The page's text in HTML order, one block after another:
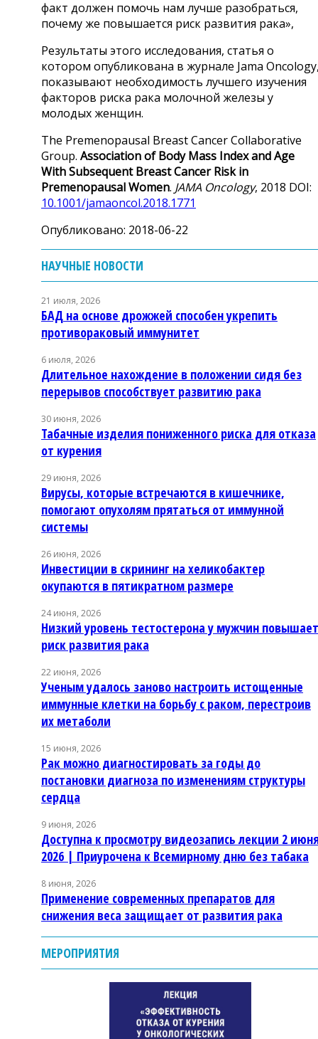
факт должен помочь нам лучше разобраться,
почему же повышается риск развития рака»,
Результаты этого исследования, статья о
котором опубликована в журнале Jama
показывают необходимость лучшего изучения
факторов риска рака молочной железы у
молодых женщин.
The Premenopausal Breast Cancer Collaborative
Group. Association of Body Mass Index and Age
With Subsequent Breast Cancer Risk in
Premenopausal Women. JAMA Oncology, 2018 DOI:
10.1001/jamaoncol.2018.1771
Опубликовано: 2018-06-22
НАУЧНЫЕ НОВОСТИ
21 июля, 2026
БАД на основе дрожжей способен укрепить
противораковый иммунитет
6 июля, 2026
Длительное нахождение в положении сидя без
перерывов способствует развитию рака
30 июня, 2026
Табачные изделия пониженного риска для отказа
от курения
29 июня, 2026
Вирусы, которые встречаются в кишечнике,
помогают опухолям прятаться от иммунной
системы
26 июня, 2026
Инвестиции в скрининг на хеликобактер
окупаются в пятикратном размере
24 июня, 2026
Низкий уровень тестостерона у мужчин повышает
риск развития рака
22 июня, 2026
Ученым удалось заново настроить истощенные
иммунные клетки на борьбу с раком, перестроив
их метаболи
15 июня, 2026
Рак можно диагностировать за годы до
постановки диагноза по изменениям структуры
сердца
9 июня, 2026
Доступна к просмотру видеозапись лекции 2
2026 | Приурочена к Всемирному дню без табака
8 июня, 2026
Применение современных препаратов для
снижения веса защищает от развития рака
МЕРОПРИЯТИЯ